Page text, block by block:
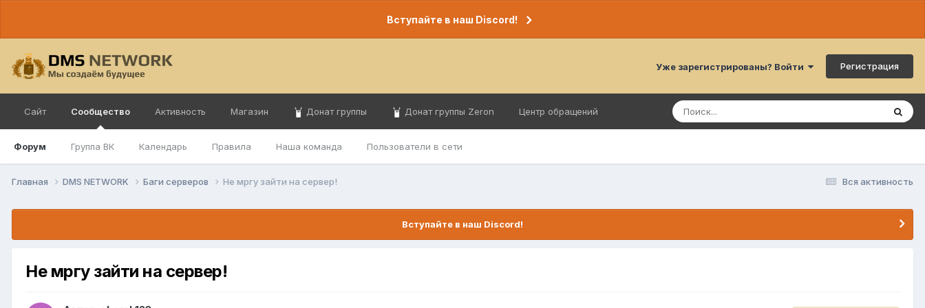
Вступайте в наш Discord!
Уже зарегистрированы? Войти Регистрация
Сайт Сообщество
Форум Группа ВК Календарь Правила Наша команда Пользователи в сети
Активность Магазин Донат группы Донат группы Zeron Центр обращений
Вся активность
Главная DMS NETWORK Баги серверов Не мргу зайти на сервер!
Вступайте в наш Discord!
Не мргу зайти на сервер!